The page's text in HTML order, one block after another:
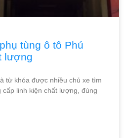
tùng ô tô Phú
lượng
từ khóa được nhiều chủ xe tìm
cấp linh kiện chất lượng, đúng